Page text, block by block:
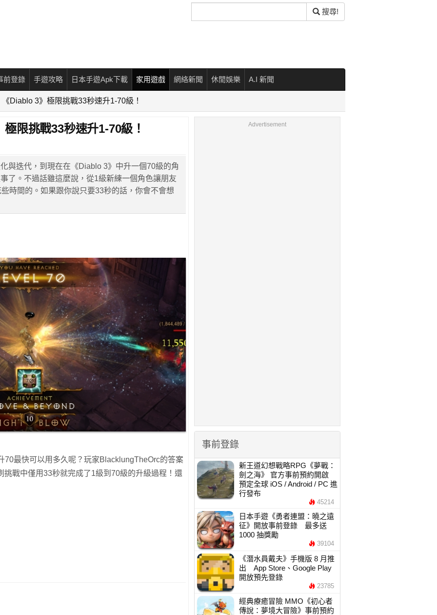
尋
搜尋!
前登錄 手遊攻略 日本手遊Apk下載 家用遊戲 網絡新聞 休閒娛樂 A.I 新聞
Diablo 3》極限挑戰33秒速升1-70級！
限挑戰33秒速升1-70級！
與迭代，到現在在《Diablo 3》中升一個70級的角
了。不過話雖這麼說，從1級新練一個角色讓朋友
時間的。如果跟你說只要33秒的話，你會不會想
70最快可以用多久呢？玩家BlacklungTheOrc的答案
戰中僅用33秒就完成了1級到70級的升級過程！還
Advertisement
事前登錄
新王道幻想戰略RPG《夢戰：
劍之海》 官方事前預約開啟
預定全球 iOS / Android / PC 進
行發布
45214
日本手遊《勇者連盟：曉之遠
征》開放事前登錄 最多送
1000 抽獎勵
39104
《潛水員戴夫》手機版 8 月推
出 App Store、Google Play
開放預先登錄
23785
經典療癒冒險 MMO《初心者
傳說：夢境大冒險》事前預約